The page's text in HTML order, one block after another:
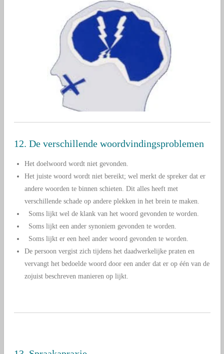
12. De verschillende woordvindingsproblemen
Het doelwoord wordt niet gevonden.
Het juiste woord wordt niet bereikt; wel merkt de spreker dat er
andere woorden te binnen schieten. Dit alles heeft met
verschillende schade op andere plekken in het brein te maken.
Soms lijkt wel de klank van het woord gevonden te worden.
Soms lijkt een ander synoniem gevonden te worden.
Soms lijkt er een heel ander woord gevonden te worden.
De persoon vergist zich tijdens het daadwerkelijke praten en
vervangt het bedoelde woord door een ander dat er op één van de
zojuist beschreven manieren op lijkt.